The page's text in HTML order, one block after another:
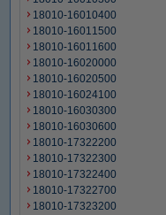
18010-16010400
18010-16011500
18010-16011600
18010-16020000
18010-16020500
18010-16024100
18010-16030300
18010-16030600
18010-17322200
18010-17322300
18010-17322400
18010-17322700
18010-17323200